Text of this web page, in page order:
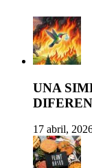
UNA
17 abril,